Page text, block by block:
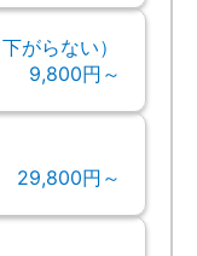
がらない）
9,800円～
29,800円～